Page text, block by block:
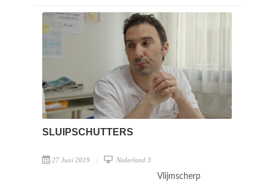
SLUIPSCHUTTERS
27 Juni 2019 Nederland 3
Vlijmscherp